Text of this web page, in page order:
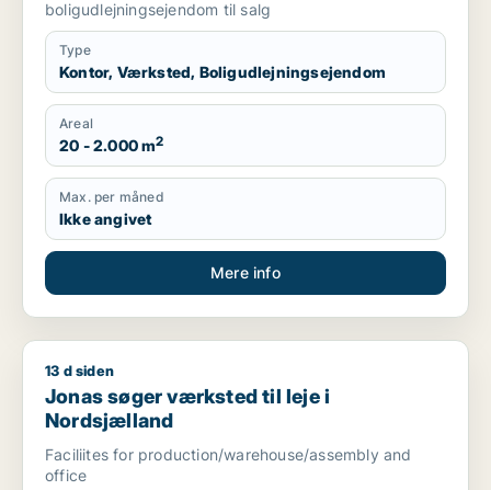
boligudlejningsejendom til salg
Type
Kontor, Værksted, Boligudlejningsejendom
Areal
20 - 2.000 m2
Max. per måned
Ikke angivet
Mere info
Jonas søger værksted til leje i Nordsjælland
13 d siden
Jonas søger værksted til leje i
Nordsjælland
Faciliites for production/warehouse/assembly and
office